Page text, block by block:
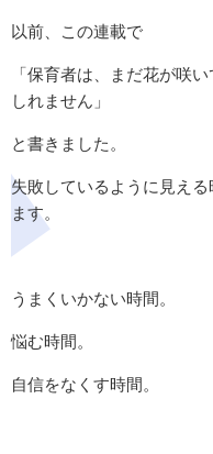
以前、この連載で
「保育者は、まだ花が咲
しれません」
と書きました。
失敗しているように見え
ます。
うまくいかない時間。
悩む時間。
自信をなくす時間。